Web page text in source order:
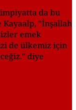
da bu
Kayaalp, "İnşallah
emek
de ülkemiz için
diye